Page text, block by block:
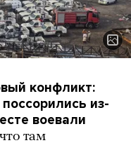
конфликт:
из-
воевали
там